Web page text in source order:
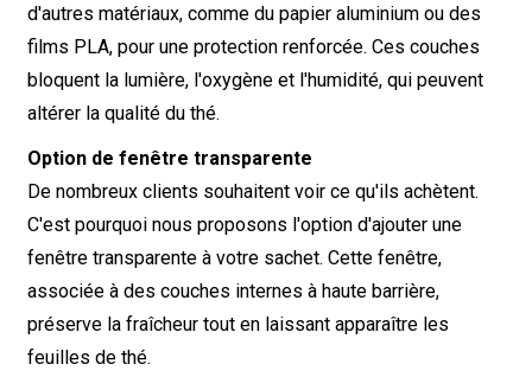
d'autres matériaux, comme du papier aluminium ou des
films PLA, pour une protection renforcée. Ces couches
bloquent la lumière, l'oxygène et l'humidité, qui peuvent
altérer la qualité du thé.
Option de fenêtre transparente
De nombreux clients souhaitent voir ce qu'ils achètent.
C'est pourquoi nous proposons l'option d'ajouter une
fenêtre transparente à votre sachet. Cette fenêtre,
associée à des couches internes à haute barrière,
préserve la fraîcheur tout en laissant apparaître les
feuilles de thé.